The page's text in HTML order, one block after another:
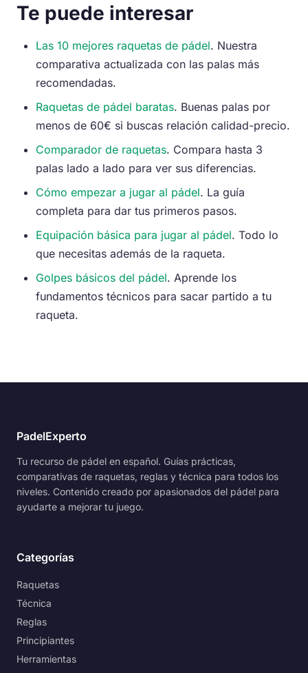
Te puede interesar
Las 10 mejores raquetas de pádel. Nuestra
comparativa actualizada con las palas más
recomendadas.
Raquetas de pádel baratas. Buenas palas por
menos de 60€ si buscas relación calidad-precio.
Comparador de raquetas. Compara hasta 3
palas lado a lado para ver sus diferencias.
Cómo empezar a jugar al pádel. La guía
completa para dar tus primeros pasos.
Equipación básica para jugar al pádel. Todo lo
que necesitas además de la raqueta.
Golpes básicos del pádel. Aprende los
fundamentos técnicos para sacar partido a tu
raqueta.
PadelExperto
Tu recurso de pádel en español. Guías prácticas,
comparativas de raquetas, reglas y técnica para todos los
niveles. Contenido creado por apasionados del pádel para
ayudarte a mejorar tu juego.
Categorías
Raquetas
Técnica
Reglas
Principiantes
Herramientas